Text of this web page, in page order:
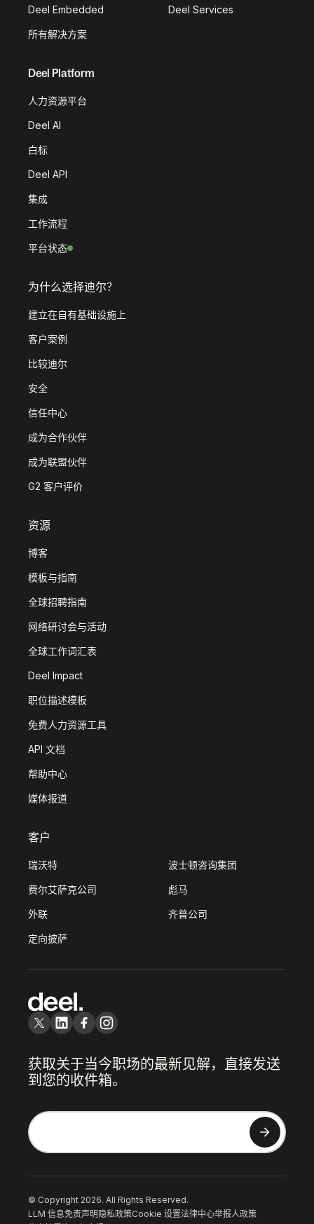
Deel Embedded Deel Services
所有解决方案
Deel Platform
人力资源平台
Deel AI
白标
Deel API
集成
工作流程
平台状态
为什么选择迪尔？
建立在自有基础设施上
客户案例
比较迪尔
安全
信任中心
成为合作伙伴
成为联盟伙伴
G2 客户评价
资源
博客
模板与指南
全球招聘指南
网络研讨会与活动
全球工作词汇表
Deel Impact
职位描述模板
免费人力资源工具
API 文档
帮助中心
媒体报道
客户
瑞沃特 波士顿咨询集团
费尔艾萨克公司 彪马
外联 齐普公司
定向披萨
获取关于当今职场的最新见解，直接发送
到您的收件箱。
© Copyright 2026. All Rights Reserved.
LLM 信息免责声明隐私政策Cookie 设置法律中心举报人政策